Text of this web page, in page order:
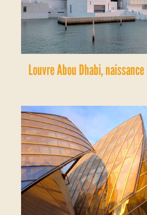
Louvre Abou Dhabi, naissance